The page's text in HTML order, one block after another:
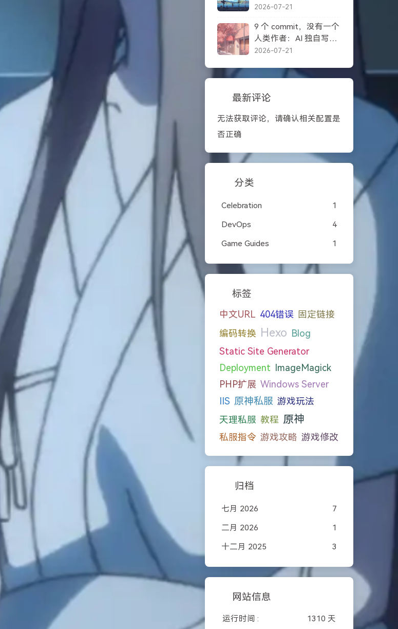
2026-07-21
9 个 commit，没有一个
人类作者：AI 独自写完
一个项目之后
2026-07-21
最新评论
无法获取评论，请确认相关配置是
否正确
分类
Celebration 1
DevOps 4
Game Guides 1
标签
中文URL 404错误 固定链接
编码转换
Hexo Blog
Static Site Generator
Deployment
ImageMagick
PHP扩展 Windows Server
IIS 原神私服 游戏玩法
天理私服 教程 原神
私服指令 游戏攻略 游戏修改
归档
七月 2026 7
二月 2026 1
十二月 2025 3
网站信息
运行时间 : 1310 天